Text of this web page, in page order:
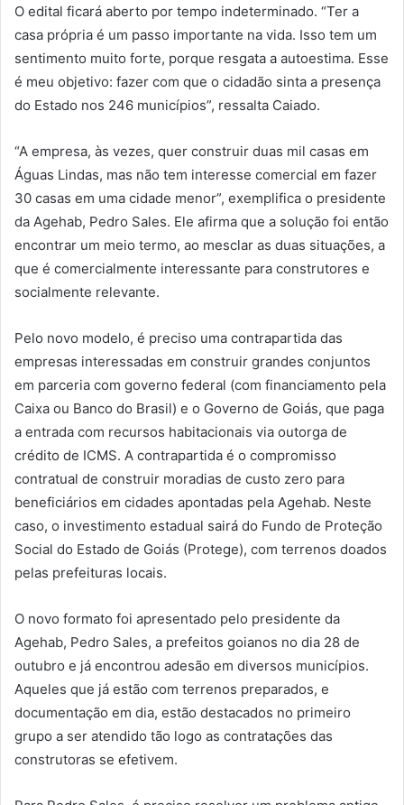
O edital ficará aberto por tempo indeterminado. “Ter a
casa própria é um passo importante na vida. Isso tem um
sentimento muito forte, porque resgata a autoestima. Esse
é meu objetivo: fazer com que o cidadão sinta a presença
do Estado nos 246 municípios”, ressalta Caiado.
“A empresa, às vezes, quer construir duas mil casas em
Águas Lindas, mas não tem interesse comercial em fazer
30 casas em uma cidade menor”, exemplifica o presidente
da Agehab, Pedro Sales. Ele afirma que a solução foi então
encontrar um meio termo, ao mesclar as duas situações, a
que é comercialmente interessante para construtores e
socialmente relevante.
Pelo novo modelo, é preciso uma contrapartida das
empresas interessadas em construir grandes conjuntos
em parceria com governo federal (com financiamento pela
Caixa ou Banco do Brasil) e o Governo de Goiás, que paga
a entrada com recursos habitacionais via outorga de
crédito de ICMS. A contrapartida é o compromisso
contratual de construir moradias de custo zero para
beneficiários em cidades apontadas pela Agehab. Neste
caso, o investimento estadual sairá do Fundo de Proteção
Social do Estado de Goiás (Protege), com terrenos doados
pelas prefeituras locais.
O novo formato foi apresentado pelo presidente da
Agehab, Pedro Sales, a prefeitos goianos no dia 28 de
outubro e já encontrou adesão em diversos municípios.
Aqueles que já estão com terrenos preparados, e
documentação em dia, estão destacados no primeiro
grupo a ser atendido tão logo as contratações das
construtoras se efetivem.